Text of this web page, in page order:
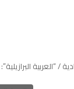
/“العربية